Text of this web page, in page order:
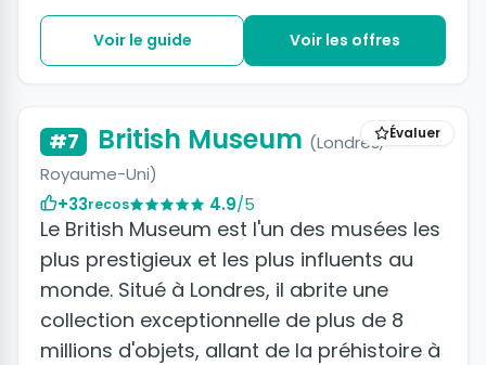
Voir le guide Voir les offres
Évaluer
#7 British Museum (Londres,
Royaume-Uni)
+33recos 4.9/5
Le British Museum est l'un des musées les
plus prestigieux et les plus influents au
monde. Situé à Londres, il abrite une
collection exceptionnelle de plus de 8
millions d'objets, allant de la préhistoire à